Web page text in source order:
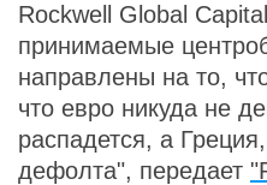
Rockwell Global
принимаемые
направлены на то,
что евро никуда не
распадется, а
дефолта", передает